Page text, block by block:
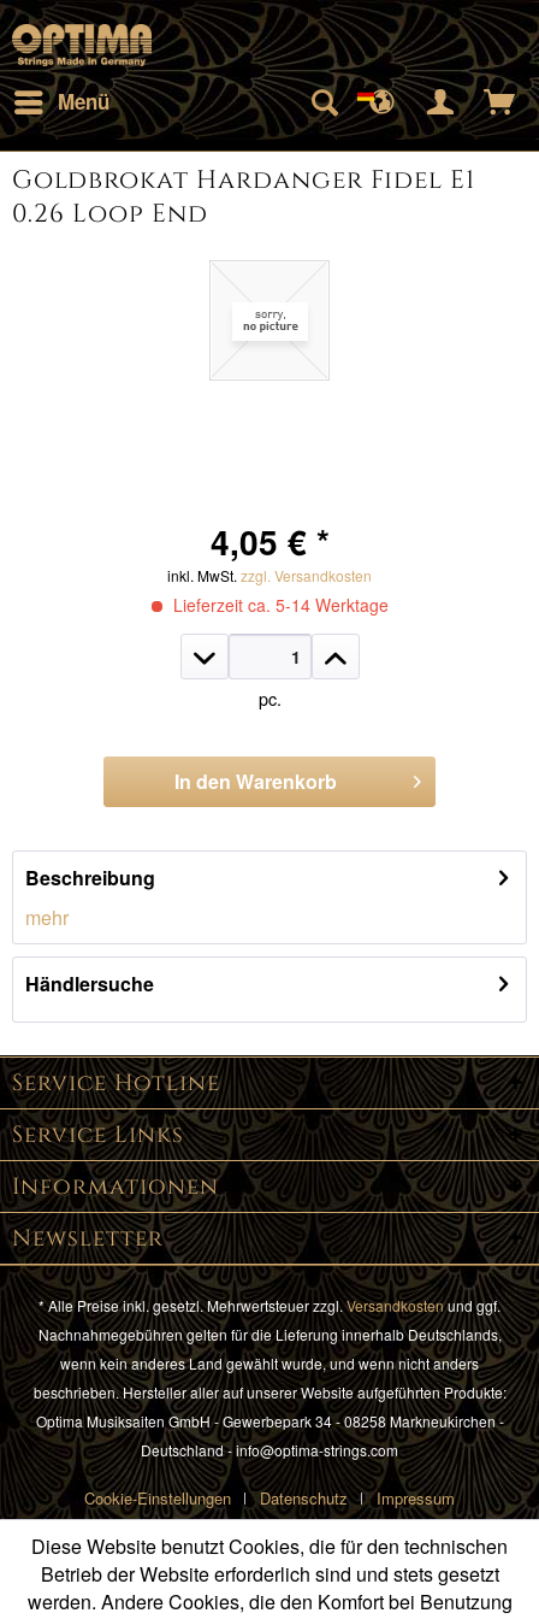
Menü
Goldbrokat Hardanger Fidel E1
0.26 Loop End
4,05 € *
inkl. MwSt. zzgl. Versandkosten
Lieferzeit ca. 5-14 Werktage
pc.
In den Warenkorb
Artikel-Nr.: G.1021.26.L
Beschreibung
mehr
Händlersuche
Service Hotline
Service Links
Informationen
Newsletter
* Alle Preise inkl. gesetzl. Mehrwertsteuer zzgl.Versandkostenund ggf.
Nachnahmegebühren gelten für die Lieferung innerhalb Deutschlands,
wenn kein anderes Land gewählt wurde, und wenn nicht anders
beschrieben. Hersteller aller auf unserer Website aufgeführten Produkte:
Optima Musiksaiten GmbH - Gewerbepark 34 - 08258 Markneukirchen -
Deutschland - info@optima-strings.com
Cookie-Einstellungen Datenschutz Impressum
Diese Website benutzt Cookies, die für den technischen
Betrieb der Website erforderlich sind und stets gesetzt
werden. Andere Cookies, die den Komfort bei Benutzung